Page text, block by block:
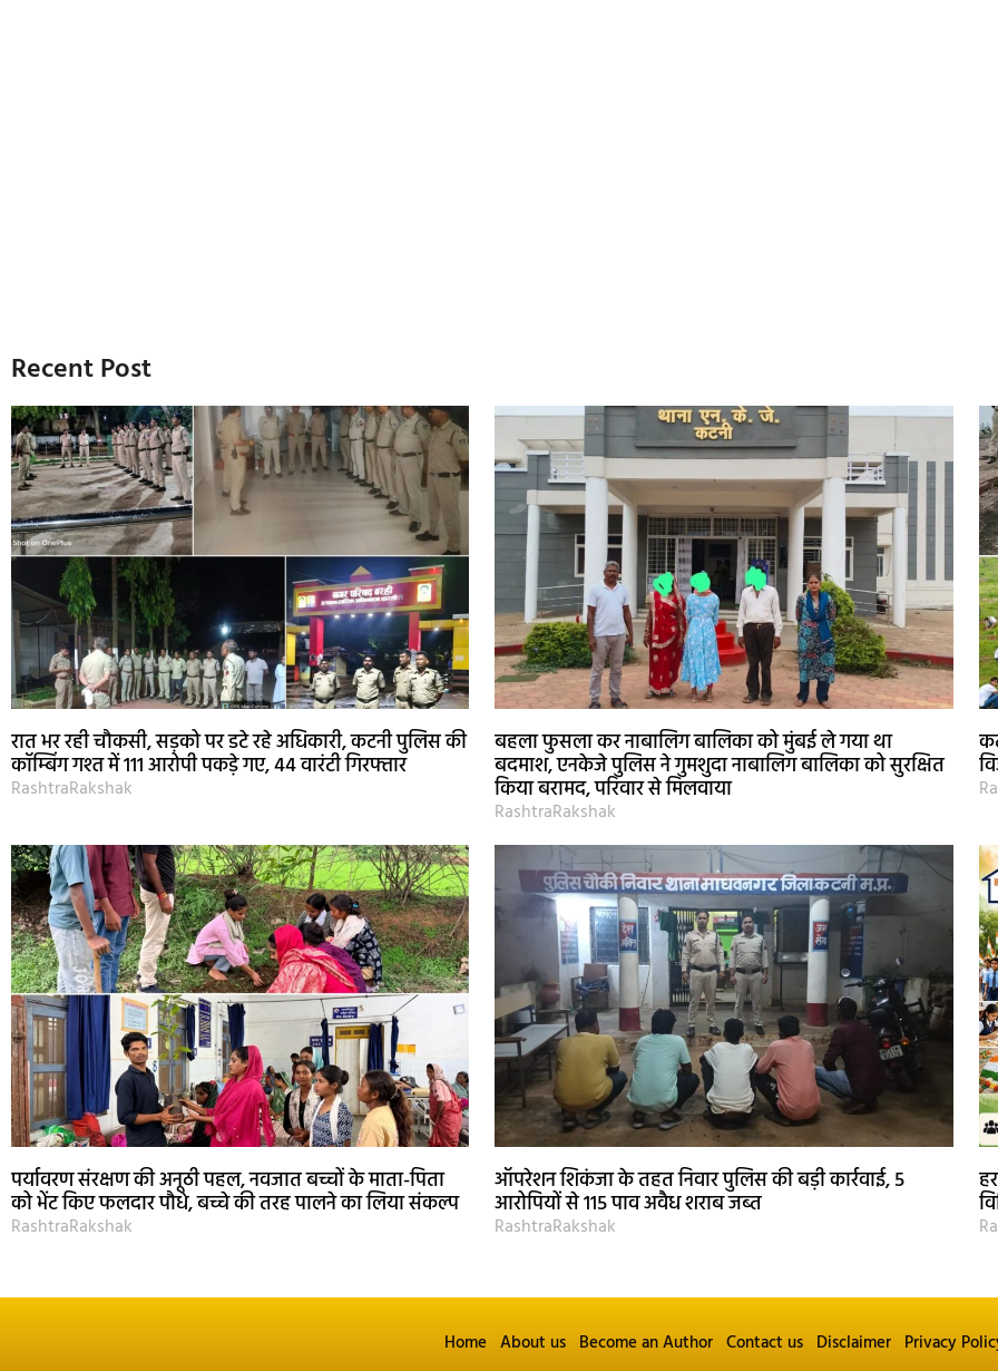
Recent Post
रात भर रही चौकसी, सड़को पर डटे रहे अधिकारी, कटनी पुलिस की
कॉम्बिंग गश्त में 111 आरोपी पकड़े गए, 44 वारंटी गिरफ्तार
RashtraRakshak
बहला फुसला कर नाबालिग बालिका को मुंबई ले गया था
बदमाश, एनकेजे पुलिस ने गुमशुदा नाबालिग बालिका को सुरक्षित
किया बरामद, परिवार से मिलवाया
RashtraRakshak
पर्यावरण संरक्षण की अनूठी पहल, नवजात बच्चों के माता-पिता
को भेंट किए फलदार पौधे, बच्चे की तरह पालने का लिया संकल्प
RashtraRakshak
ऑपरेशन शिकंजा के तहत निवार पुलिस की बड़ी कार्रवाई, 5
आरोपियों से 115 पाव अवैध शराब जब्त
RashtraRakshak
Home About us Become an Author Contact us Disclaimer Privacy